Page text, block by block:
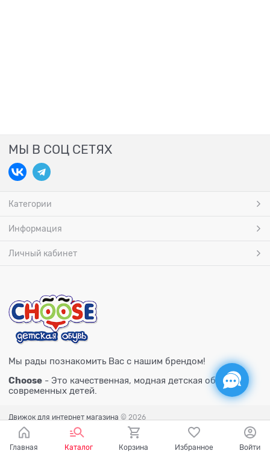
МЫ В СОЦ СЕТЯХ
Категории
Информация
Личный кабинет
Мы рады познакомить Вас с нашим брендом!
Choose - Это качественная, модная детская обувь для
современных детей.
Движок для интернет магазина © 2026
Главная Каталог Корзина Избранное Войти